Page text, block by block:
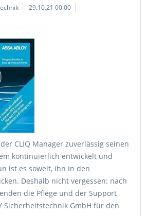
29.10.21 00:00
CLIQ Manager zuverlässig seinen
kontinuierlich entwickelt und
ist es soweit, ihn in den
Deshalb nicht vergessen: nach
die Pflege und der Support
Sicherheitstechnik GmbH für den